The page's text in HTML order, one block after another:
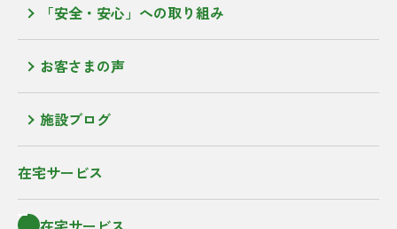
「安全・安心」への取り組み
お客さまの声
施設ブログ
在宅サービス